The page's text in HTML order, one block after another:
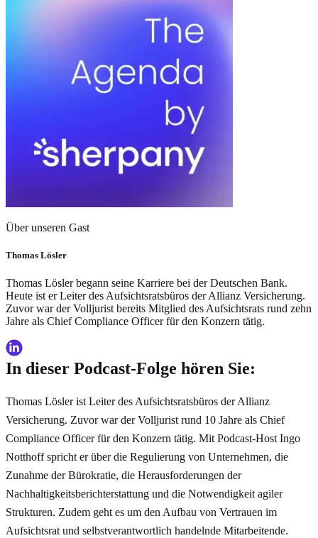
Über unseren Gast
Thomas Lösler
Thomas Lösler begann seine Karriere bei der Deutschen Bank.
Heute ist er Leiter des Aufsichtsratsbüros der Allianz Versicherung.
Zuvor war der Volljurist bereits Mitglied des Aufsichtsrats rund zehn
Jahre als Chief Compliance Officer für den Konzern tätig.
In dieser Podcast-Folge hören Sie:
Thomas Lösler ist Leiter des Aufsichtsratsbüros der Allianz
Versicherung. Zuvor war der Volljurist rund 10 Jahre als Chief
Compliance Officer für den Konzern tätig. Mit Podcast-Host Ingo
Notthoff spricht er über die Regulierung von Unternehmen, die
Zunahme der Bürokratie, die Herausforderungen der
Nachhaltigkeitsberichterstattung und die Notwendigkeit agiler
Strukturen. Zudem geht es um den Aufbau von Vertrauen im
Aufsichtsrat und selbstverantwortlich handelnde Mitarbeitende.